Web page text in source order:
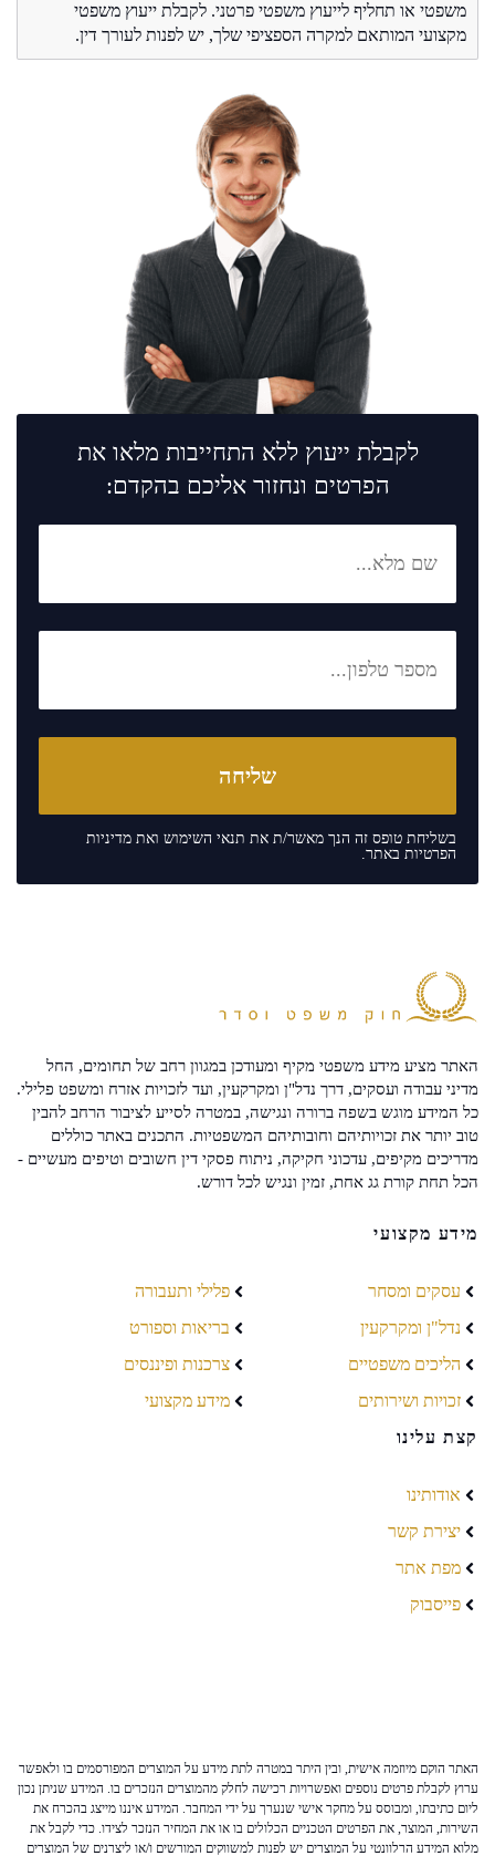
משפטי או תחליף לייעוץ משפטי פרטני. לקבלת ייעוץ משפטי
מקצועי המותאם למקרה הספציפי שלך, יש לפנות לעורך דין.
לקבלת ייעוץ ללא התחייבות מלאו את
הפרטים ונחזור אליכם בהקדם:
בשליחת טופס זה הנך מאשר/ת את תנאי השימוש ואת מדיניות
הפרטיות באתר.
האתר מציע מידע משפטי מקיף ומעודכן במגוון רחב של תחומים, החל
מדיני עבודה ועסקים, דרך נדל"ן ומקרקעין, ועד לזכויות אזרח ומשפט פלילי.
כל המידע מוגש בשפה ברורה ונגישה, במטרה לסייע לציבור הרחב להבין
טוב יותר את זכויותיהם וחובותיהם המשפטיות. התכנים באתר כוללים
מדריכים מקיפים, עדכוני חקיקה, ניתוח פסקי דין חשובים וטיפים מעשיים -
הכל תחת קורת גג אחת, זמין ונגיש לכל דורש.
מידע מקצועי
עסקים ומסחר
נדל"ן ומקרקעין
הליכים משפטיים
זכויות ושירותים
פלילי ותעבורה
בריאות וספורט
צרכנות ופיננסים
מידע מקצועי
קצת עלינו
אודותינו
יצירת קשר
מפת אתר
פייסבוק
האתר הוקם מיוזמה אישית, ובין היתר במטרה לתת מידע על המוצרים המפורסמים בו ולאפשר
ערוץ לקבלת פרטים נוספים ואפשרויות רכישה לחלק מהמוצרים הנזכרים בו. המידע שניתן נכון
ליום כתיבתו, ומבוסס על מחקר אישי שנערך על ידי המחבר. המידע איננו מייצג בהכרח את
השירות, המוצר, את הפרטים הטכניים הכלולים בו או את המחיר הנזכר לצידו. כדי לקבל את
מלוא המידע הרלוונטי על המוצרים יש לפנות למשווקים המורשים ו/או ליצרנים של המוצרים